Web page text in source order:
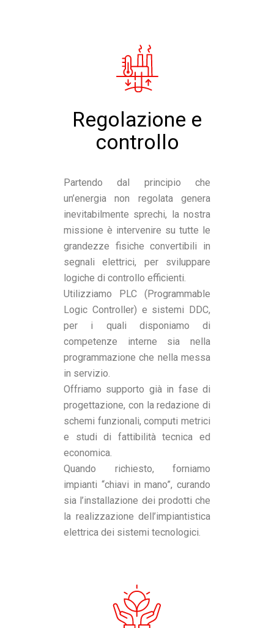
Regolazione e
controllo
Partendo dal principio che
un’energia non regolata genera
inevitabilmente sprechi, la nostra
missione è intervenire su tutte le
grandezze fisiche convertibili in
segnali elettrici, per sviluppare
logiche di controllo efficienti.
Utilizziamo PLC (Programmable
Logic Controller) e sistemi DDC,
per i quali disponiamo di
competenze interne sia nella
programmazione che nella messa
in servizio.
Offriamo supporto già in fase di
progettazione, con la redazione di
schemi funzionali, computi metrici
e studi di fattibilità tecnica ed
economica.
Quando richiesto, forniamo
impianti “chiavi in mano”, curando
sia l’installazione dei prodotti che
la realizzazione dell’impiantistica
elettrica dei sistemi tecnologici.